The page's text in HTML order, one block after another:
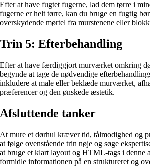
Efter at have fugtet fugerne, lad dem tørre i
fugerne er helt tørre, kan du bruge en fugtig
overskydende mørtel fra murstenene eller
Trin 5: Efterbehandling
Efter at have færdiggjort murværket omkring
begynde at tage de nødvendige
inkludere at male eller beklæde murværket,
præferencer og den ønskede æstetik.
Afsluttende tanker
At mure et dørhul kræver tid, tålmodighed og
at følge ovenstående trin nøje og søge
at bruge et klart layout og HTML-tags i denne
formidle informationen på en struktureret og